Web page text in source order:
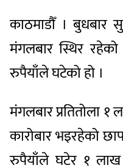
काठमाडौँ । बुधबार
मंगलबार स्थिर
रुपैयाँले घटेको हो ।
मंगलबार प्रतितोला
कारोबार भइरहेको
रुपैयाँले घटेर १